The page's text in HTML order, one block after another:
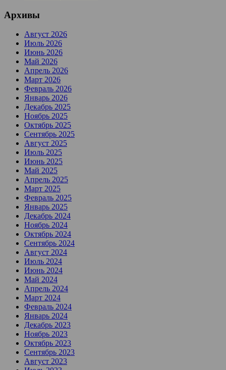
Архивы
Август 2026
Июль 2026
Июнь 2026
Май 2026
Апрель 2026
Март 2026
Февраль 2026
Январь 2026
Декабрь 2025
Ноябрь 2025
Октябрь 2025
Сентябрь 2025
Август 2025
Июль 2025
Июнь 2025
Май 2025
Апрель 2025
Март 2025
Февраль 2025
Январь 2025
Декабрь 2024
Ноябрь 2024
Октябрь 2024
Сентябрь 2024
Август 2024
Июль 2024
Июнь 2024
Май 2024
Апрель 2024
Март 2024
Февраль 2024
Январь 2024
Декабрь 2023
Ноябрь 2023
Октябрь 2023
Сентябрь 2023
Август 2023